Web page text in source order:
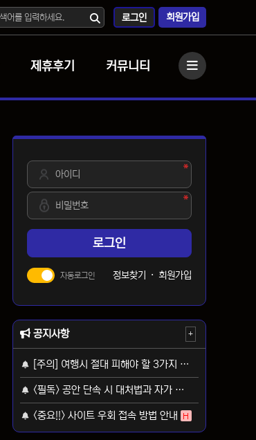
로그인 회원가입
제휴후기 커뮤니티 사이드바
아이디 필수
비밀번호필수
로그인
자동로그인 정보찾기 · 회원가입
공지사항 +
[주의] 여행시 절대 피해야 할 3가지 사기 유형
<필독> 공안 단속 시 대처법과 자가 보호 가이드
<중요!!> 사이트 우회 접속 방법 안내 H